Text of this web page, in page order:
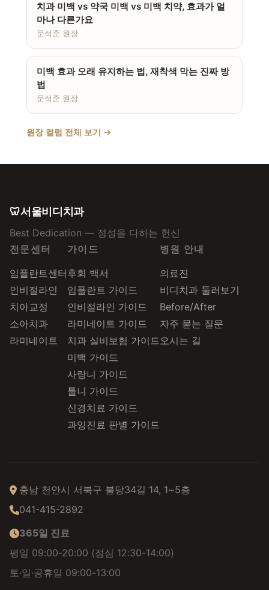
치과 미백 vs 약국 미백 vs 미백 치약, 효과가 얼
마나 다른가요
문석준 원장
미백 효과 오래 유지하는 법, 재착색 막는 진짜 방
법
문석준 원장
원장 컬럼 전체 보기 →
🦷서울비디치과
Best Dedication — 정성을 다하는 헌신
전문센터
임플란트센터
인비절라인
치아교정
소아치과
라미네이트
가이드
후회 백서
임플란트 가이드
인비절라인 가이드
라미네이트 가이드
치과 실비보험 가이드
미백 가이드
사랑니 가이드
틀니 가이드
신경치료 가이드
과잉진료 판별 가이드
병원 안내
의료진
비디치과 둘러보기
Before/After
자주 묻는 질문
오시는 길
충남 천안시 서북구 불당34길 14, 1~5층
041-415-2892
365일 진료
평일 09:00-20:00 (점심 12:30-14:00)
토·일·공휴일 09:00-13:00